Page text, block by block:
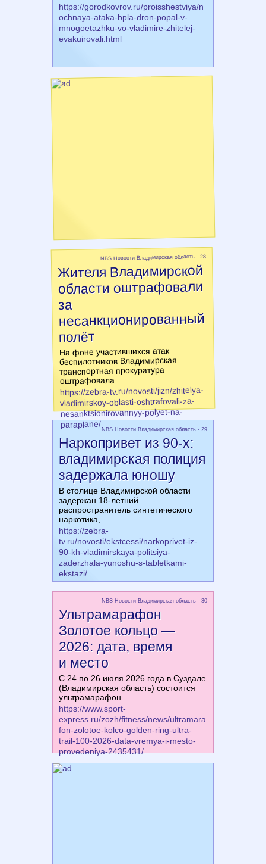
https://gorodkovrov.ru/proisshestviya/n
ochnaya-ataka-bpla-dron-popal-v-
mnogoetazhku-vo-vladimire-zhitelej-
evakuirovali.html
NBS Новости Владимирская область - 28
Жителя Владимирской
области оштрафовали
за
несанкционированный
полёт
На фоне участившихся атак
беспилотников Владимирская
транспортная прокуратура
оштрафовала
https://zebra-tv.ru/novosti/jizn/zhitelya-
vladimirskoy-oblasti-oshtrafovali-za-
nesanktsionirovannyy-polyet-na-
paraplane/ NBS Новости Владимирская область - 29
Наркопривет из 90-х:
владимирская полиция
задержала юношу
В столице Владимирской области
задержан 18-летний
распространитель синтетического
наркотика,
https://zebra-
tv.ru/novosti/ekstcessi/narkoprivet-iz-
90-kh-vladimirskaya-politsiya-
zaderzhala-yunoshu-s-tabletkami-
ekstazi/
NBS Новости Владимирская область - 30
Ультрамарафон
Золотое кольцо —
2026: дата, время
и место
С 24 по 26 июля 2026 года в Суздале
(Владимирская область) состоится
ультрамарафон
https://www.sport-
express.ru/zozh/fitness/news/ultramara
fon-zolotoe-kolco-golden-ring-ultra-
trail-100-2026-data-vremya-i-mesto-
provedeniya-2435431/